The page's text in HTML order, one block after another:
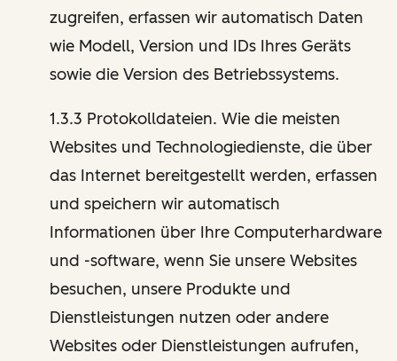
zugreifen, erfassen wir automatisch Daten
wie Modell, Version und IDs Ihres Geräts
sowie die Version des Betriebssystems.
1.3.3 Protokolldateien. Wie die meisten
Websites und Technologiedienste, die über
das Internet bereitgestellt werden, erfassen
und speichern wir automatisch
Informationen über Ihre Computerhardware
und -software, wenn Sie unsere Websites
besuchen, unsere Produkte und
Dienstleistungen nutzen oder andere
Websites oder Dienstleistungen aufrufen,